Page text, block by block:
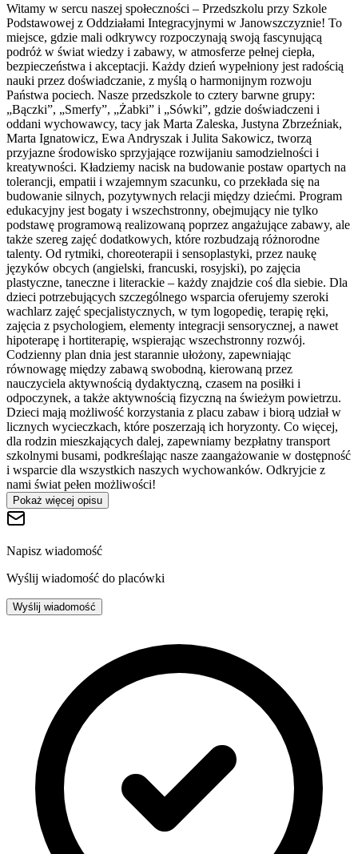
Witamy w sercu naszej społeczności – Przedszkolu przy Szkole
Podstawowej z Oddziałami Integracyjnymi w Janowszczyznie! To
miejsce, gdzie mali odkrywcy rozpoczynają swoją fascynującą
podróż w świat wiedzy i zabawy, w atmosferze pełnej ciepła,
bezpieczeństwa i akceptacji. Każdy dzień wypełniony jest radością
nauki przez doświadczanie, z myślą o harmonijnym rozwoju
Państwa pociech. Nasze przedszkole to cztery barwne grupy:
„Bączki”, „Smerfy”, „Żabki” i „Sówki”, gdzie doświadczeni i
oddani wychowawcy, tacy jak Marta Zaleska, Justyna Zbrzeźniak,
Marta Ignatowicz, Ewa Andryszak i Julita Sakowicz, tworzą
przyjazne środowisko sprzyjające rozwijaniu samodzielności i
kreatywności. Kładziemy nacisk na budowanie postaw opartych na
tolerancji, empatii i wzajemnym szacunku, co przekłada się na
budowanie silnych, pozytywnych relacji między dziećmi. Program
edukacyjny jest bogaty i wszechstronny, obejmujący nie tylko
podstawę programową realizowaną poprzez angażujące zabawy, ale
także szereg zajęć dodatkowych, które rozbudzają różnorodne
talenty. Od rytmiki, choreoterapii i sensoplastyki, przez naukę
języków obcych (angielski, francuski, rosyjski), po zajęcia
plastyczne, taneczne i literackie – każdy znajdzie coś dla siebie. Dla
dzieci potrzebujących szczególnego wsparcia oferujemy szeroki
wachlarz zajęć specjalistycznych, w tym logopedię, terapię ręki,
zajęcia z psychologiem, elementy integracji sensorycznej, a nawet
hipoterapę i hortiterapię, wspierając wszechstronny rozwój.
Codzienny plan dnia jest starannie ułożony, zapewniając
równowagę między zabawą swobodną, kierowaną przez
nauczyciela aktywnością dydaktyczną, czasem na posiłki i
odpoczynek, a także aktywnością fizyczną na świeżym powietrzu.
Dzieci mają możliwość korzystania z placu zabaw i biorą udział w
licznych wycieczkach, które poszerzają ich horyzonty. Co więcej,
dla rodzin mieszkających dalej, zapewniamy bezpłatny transport
szkolnymi busami, podkreślając nasze zaangażowanie w dostępność
i wsparcie dla wszystkich naszych wychowanków. Odkryjcie z
nami świat pełen możliwości!
Pokaż więcej opisu
Napisz wiadomość
Wyślij wiadomość do placówki
Wyślij wiadomość